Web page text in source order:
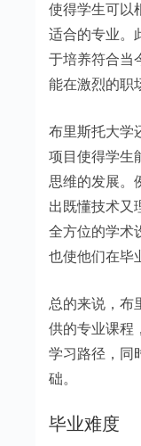
使得学生可以
适合的专业。
于培养符合当
能在激烈的职
布里斯托大学
项目使得学生
思维的发展。
出既懂技术又
全方位的学术
也使他们在毕
总的来说，布
供的专业课程
学习路径，同
础。
毕业难度